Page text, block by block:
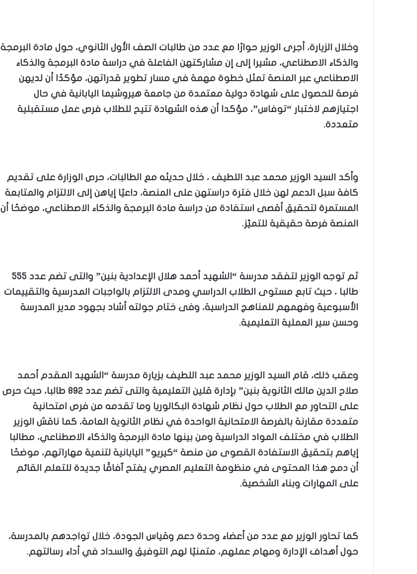
وخلال الزيارة، أجرى الوزير حوارًا مع عدد من طالبات الصف الأول الثانوي، حول مادة البرمجة
والذكاء الاصطناعي، مشيرا إلى إن مشاركتهن الفاعلة في دراسة مادة البرمجة والذكاء
الاصطناعي عبر المنصة تمثل خطوة مهمة في مسار تطوير قدراتهن، مؤكدًا أن لديهن
فرصة للحصول على شهادة دولية معتمدة من جامعة هيروشيما اليابانية في حال
اجتيازهم لاختبار “توفاس”، مؤكدا أن هذه الشهادة تتيح للطلاب فرص عمل مستقبلية
متعددة.
وأكد السيد الوزير محمد عبد اللطيف ، خلال حديثه مع الطالبات، حرص الوزارة على تقديم
كافة سبل الدعم لهن خلال فترة دراستهن على المنصة، داعيًا إياهن إلى الالتزام والمتابعة
المستمرة لتحقيق أقصى استفادة من دراسة مادة البرمجة والذكاء الاصطناعي، موضحًا أن
المنصة فرصة حقيقية للتميّز.
ثم توجه الوزير لتفقد مدرسة “الشهيد أحمد هلال الإعدادية بنين” والتى تضم عدد ٥٥٥
طالبا ، حيث تابع مستوى الطلاب الدراسي ومدى الالتزام بالواجبات المدرسية والتقييمات
الأسبوعية وفهمهم للمناهج الدراسية، وفى ختام جولته أشاد بجهود مدير المدرسة
وحسن سير العملية التعليمية.
وعقب ذلك، قام السيد الوزير محمد عبد اللطيف بزيارة مدرسة “الشهيد المقدم أحمد
صلاح الدين مالك الثانوية بنين” بإدارة قلين التعليمية والتى تضم عدد ٨٩٢ طالبا، حيث حرص
على التحاور مع الطلاب حول نظام شهادة البكالوريا وما تقدمه من فرص امتحانية
متعددة مقارنة بالفرصة الامتحانية الواحدة في نظام الثانوية العامة، كما ناقش الوزير
الطلاب في مختلف المواد الدراسية ومن بينها مادة البرمجة والذكاء الاصطناعي، مطالبا
إياهم بتحقيق الاستفادة القصوى من منصة “كيريو” اليابانية لتنمية مهاراتهم، موضحًا
أن دمج هذا المحتوى في منظومة التعليم المصري يفتح آفاقًا جديدة للتعلم القائم
على المهارات وبناء الشخصية.
كما تحاور الوزير مع عدد من أعضاء وحدة دعم وقياس الجودة، خلال تواجدهم بالمدرسة،
حول أهداف الإدارة ومهام عملهم، متمنيًا لهم التوفيق والسداد في أداء رسالتهم.